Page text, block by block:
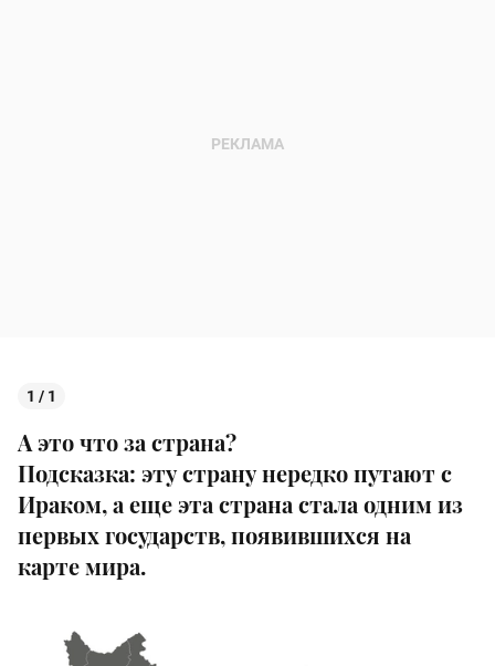
1 / 1
А это что за страна?
Подсказка: эту страну нередко путают с
Ираком, а еще эта страна стала одним из
первых государств, появившихся на
карте мира.